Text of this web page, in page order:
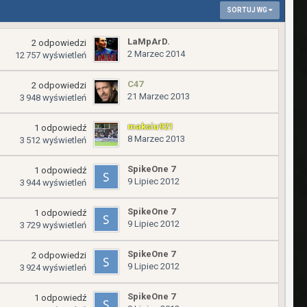
SORTUJ WG
2 odpowiedzi
12 757 wyświetleń
LaMpArD.
2 Marzec 2014
2 odpowiedzi
3 948 wyświetleń
C47
21 Marzec 2013
1 odpowiedź
3 512 wyświetleń
maksiu921
8 Marzec 2013
1 odpowiedź
3 944 wyświetleń
SpikeOne 7
9 Lipiec 2012
1 odpowiedź
3 729 wyświetleń
SpikeOne 7
9 Lipiec 2012
2 odpowiedzi
3 924 wyświetleń
SpikeOne 7
9 Lipiec 2012
1 odpowiedź
SpikeOne 7